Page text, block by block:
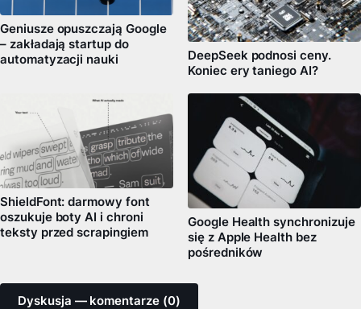
Geniusze opuszczają Google
– zakładają startup do
automatyzacji nauki
DeepSeek podnosi ceny.
Koniec ery taniego AI?
ShieldFont: darmowy font
oszukuje boty AI i chroni
teksty przed scrapingiem
Google Health synchronizuje
się z Apple Health bez
pośredników
Dyskusja — komentarze (0)